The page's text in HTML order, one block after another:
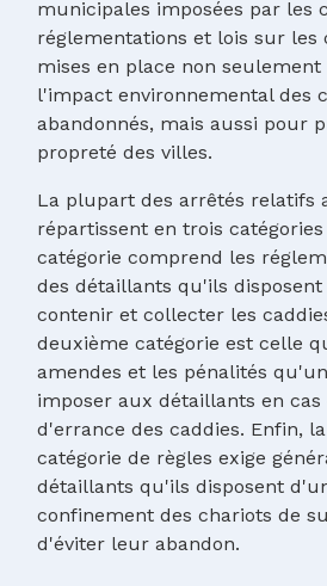
municipales imposées par les
réglementations et lois sur les
mises en place non
l'impact environnemental des
abandonnés, mais aussi pour
propreté des villes.
La plupart des arrêtés relatifs
répartissent en trois
catégorie comprend les
des détaillants qu'ils
contenir et collecter les
deuxième catégorie est celle
amendes et les pénalités
imposer aux détaillants en cas
d'errance des caddies. Enfin,
catégorie de règles exige
détaillants qu'ils disposent
confinement des chariots de
d'éviter leur abandon.